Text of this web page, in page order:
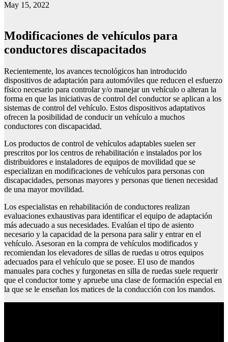
May 15, 2022
Modificaciones de vehículos para
conductores discapacitados
Recientemente, los avances tecnológicos han introducido
dispositivos de adaptación para automóviles que reducen el esfuerzo
físico necesario para controlar y/o manejar un vehículo o alteran la
forma en que las iniciativas de control del conductor se aplican a los
sistemas de control del vehículo. Estos dispositivos adaptativos
ofrecen la posibilidad de conducir un vehículo a muchos
conductores con discapacidad.
Los productos de control de vehículos adaptables suelen ser
prescritos por los centros de rehabilitación e instalados por los
distribuidores e instaladores de equipos de movilidad que se
especializan en modificaciones de vehículos para personas con
discapacidades, personas mayores y personas que tienen necesidad
de una mayor movilidad.
Los especialistas en rehabilitación de conductores realizan
evaluaciones exhaustivas para identificar el equipo de adaptación
más adecuado a sus necesidades. Evalúan el tipo de asiento
necesario y la capacidad de la persona para salir y entrar en el
vehículo. Asesoran en la compra de vehículos modificados y
recomiendan los elevadores de sillas de ruedas u otros equipos
adecuados para el vehículo que se posee. El uso de mandos
manuales para coches y furgonetas en silla de ruedas suele requerir
que el conductor tome y apruebe una clase de formación especial en
la que se le enseñan los matices de la conducción con los mandos.